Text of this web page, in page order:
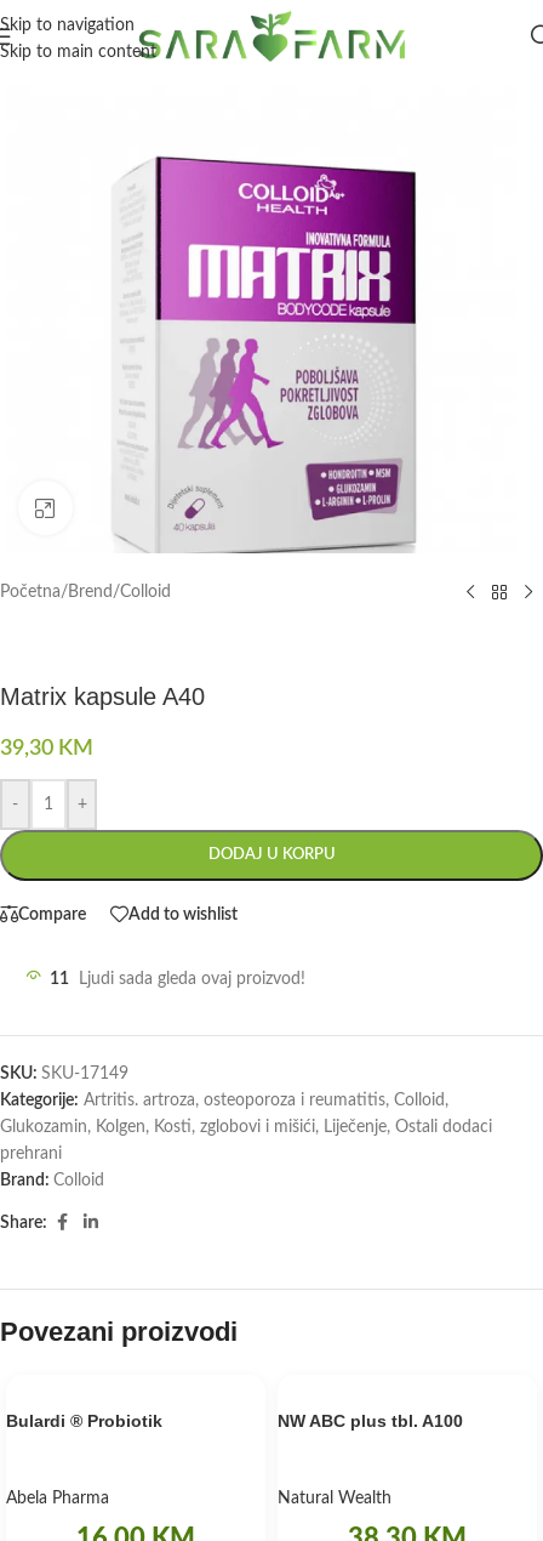
Skip to navigation
Skip to main content
Click to enlarge
Početna/ Brend /Colloid
Matrix kapsule A40
39,30 KM
- +
DODAJ U KORPU
Compare Add to wishlist
11 Ljudi sada gleda ovaj proizvod!
SKU: SKU-17149
Kategorije: Artritis. artroza, osteoporoza i reumatitis, Colloid ,
Glukozamin, Kolgen, Kosti, zglobovi i mišići, Liječenje, Ostali dodaci
prehrani
Brand: Colloid
Share:
Povezani proizvodi
Bulardi ® Probiotik
Abela Pharma
NW ABC plus tbl. A100
Natural Wealth